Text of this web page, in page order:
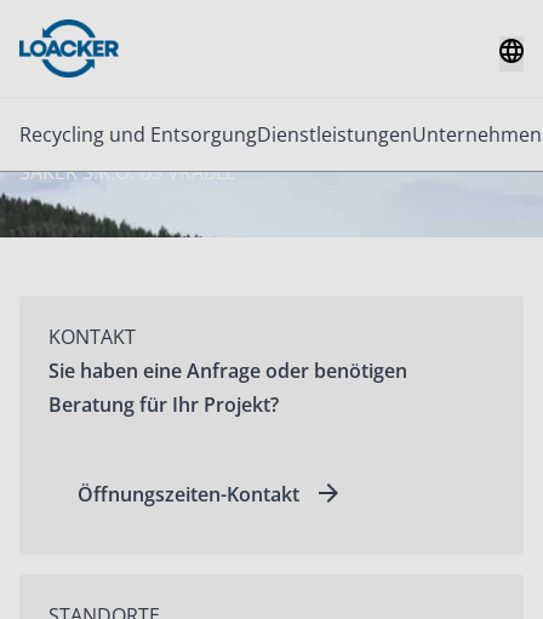
Recycling und EntsorgungDienstleistungenUnternehmen
SAKER S.R.O. BS VRÁBLE
KONTAKT
Sie haben eine Anfrage oder benötigen
Beratung für Ihr Projekt?
Öffnungszeiten-Kontakt